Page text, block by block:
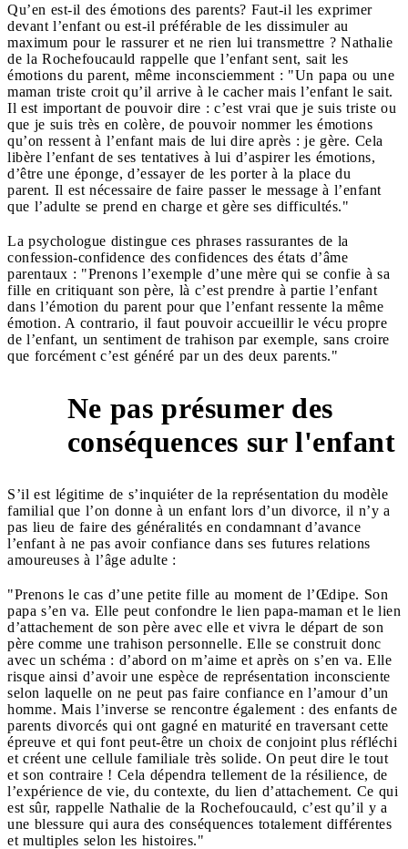
Qu’en est-il des émotions des parents? Faut-il les exprimer
devant l’enfant ou est-il préférable de les dissimuler au
maximum pour le rassurer et ne rien lui transmettre ? Nathalie
de la Rochefoucauld rappelle que l’enfant sent, sait les
émotions du parent, même inconsciemment : "Un papa ou une
maman triste croit qu’il arrive à le cacher mais l’enfant le sait.
Il est important de pouvoir dire : c’est vrai que je suis triste ou
que je suis très en colère, de pouvoir nommer les émotions
qu’on ressent à l’enfant mais de lui dire après : je gère. Cela
libère l’enfant de ses tentatives à lui d’aspirer les émotions,
d’être une éponge, d’essayer de les porter à la place du
parent. Il est nécessaire de faire passer le message à l’enfant
que l’adulte se prend en charge et gère ses difficultés."
La psychologue distingue ces phrases rassurantes de la
confession-confidence des confidences des états d’âme
parentaux : "Prenons l’exemple d’une mère qui se confie à sa
fille en critiquant son père, là c’est prendre à partie l’enfant
dans l’émotion du parent pour que l’enfant ressente la même
émotion. A contrario, il faut pouvoir accueillir le vécu propre
de l’enfant, un sentiment de trahison par exemple, sans croire
que forcément c’est généré par un des deux parents."
Ne pas présumer des
conséquences sur l'enfant
S’il est légitime de s’inquiéter de la représentation du modèle
familial que l’on donne à un enfant lors d’un divorce, il n’y a
pas lieu de faire des généralités en condamnant d’avance
l’enfant à ne pas avoir confiance dans ses futures relations
amoureuses à l’âge adulte :
"Prenons le cas d’une petite fille au moment de l’Œdipe. Son
papa s’en va. Elle peut confondre le lien papa-maman et le lien
d’attachement de son père avec elle et vivra le départ de son
père comme une trahison personnelle. Elle se construit donc
avec un schéma : d’abord on m’aime et après on s’en va. Elle
risque ainsi d’avoir une espèce de représentation inconsciente
selon laquelle on ne peut pas faire confiance en l’amour d’un
homme. Mais l’inverse se rencontre également : des enfants de
parents divorcés qui ont gagné en maturité en traversant cette
épreuve et qui font peut-être un choix de conjoint plus réfléchi
et créent une cellule familiale très solide. On peut dire le tout
et son contraire ! Cela dépendra tellement de la résilience, de
l’expérience de vie, du contexte, du lien d’attachement. Ce qui
est sûr, rappelle Nathalie de la Rochefoucauld, c’est qu’il y a
une blessure qui aura des conséquences totalement différentes
et multiples selon les histoires."